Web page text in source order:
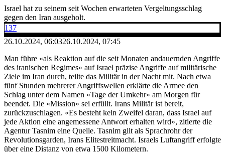
Israel hat zu seinem seit Wochen erwarteten Vergeltungsschlag
gegen den Iran ausgeholt.
137
26.10.2024, 06:0326.10.2024, 07:45
Man führe «als Reaktion auf die seit Monaten andauernden Angriffe
des iranischen Regimes» auf Israel präzise Angriffe auf militärische
Ziele im Iran durch, teilte das Militär in der Nacht mit. Nach etwa
fünf Stunden mehrerer Angriffswellen erklärte die Armee den
Schlag unter dem Namen «Tage der Umkehr» am Morgen für
beendet. Die «Mission» sei erfüllt. Irans Militär ist bereit,
zurückzuschlagen. «Es besteht kein Zweifel daran, dass Israel auf
jede Aktion eine angemessene Antwort erhalten wird», zitierte die
Agentur Tasnim eine Quelle. Tasnim gilt als Sprachrohr der
Revolutionsgarden, Irans Elitestreitmacht. Israels Luftangriff erfolgte
über eine Distanz von etwa 1500 Kilometern.